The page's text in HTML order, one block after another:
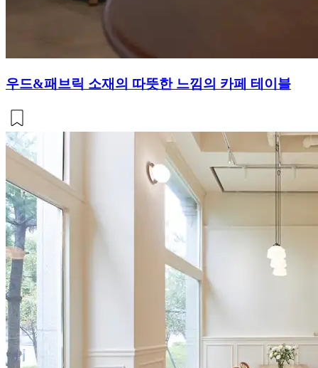
우드&패브릭 소재의 따뜻한 느낌의 카페 테이블